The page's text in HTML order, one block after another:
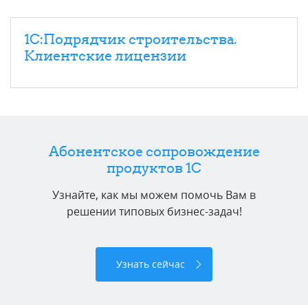
1С:Подрядчик строительства.
Клиентские лицензии
Абонентское сопровождение
продуктов 1C
Узнайте, как мы можем помочь Вам в
решении типовых бизнес-задач!
Узнать сейчас